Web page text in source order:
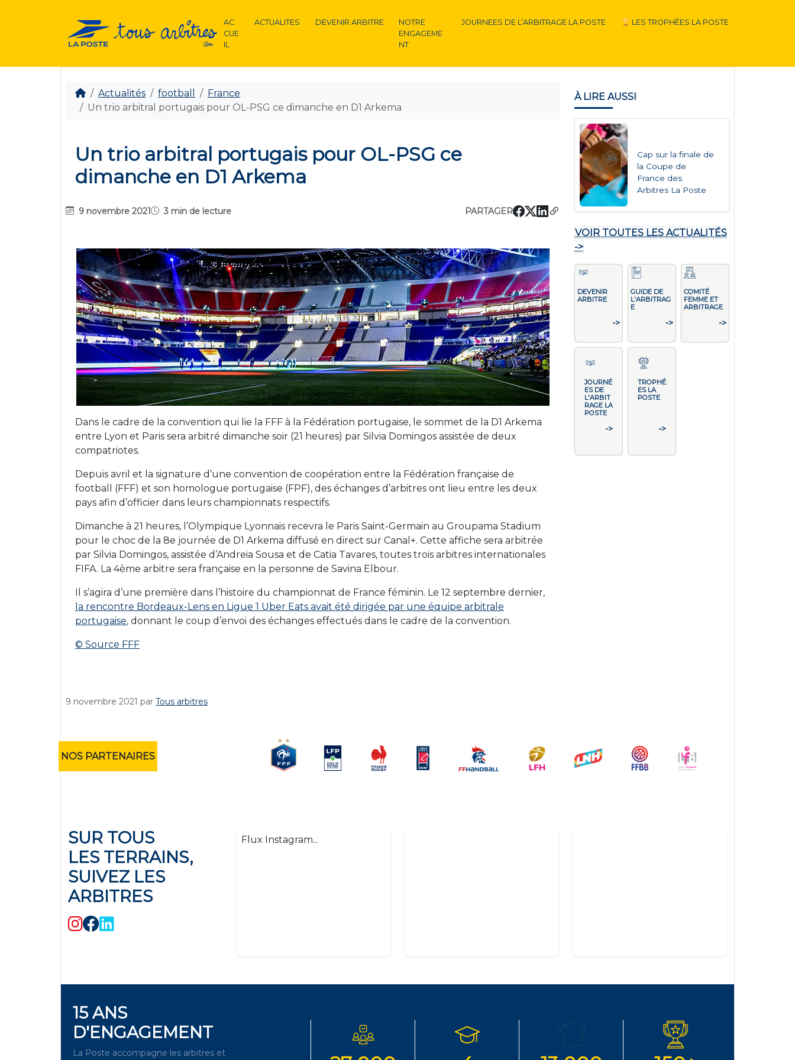
AC
CUE
IL
ACTUALITES DEVENIR ARBITRE
NOTRE
ENGAGEME
NT
JOURNEES DE L’ARBITRAGE LA POSTE LES TROPHÉES LA POSTE
Actualités football
France
Un trio arbitral portugais pour OL-PSG ce dimanche en D1 Arkema
Un trio arbitral portugais pour OL-PSG ce
dimanche en D1 Arkema
9 novembre 2021 3 min de lecture PARTAGER
Dans le cadre de la convention qui lie la FFF à la Fédération portugaise, le sommet de la D1 Arkema
entre Lyon et Paris sera arbitré dimanche soir (21 heures) par Silvia Domingos assistée de deux
compatriotes.
Depuis avril et la signature d’une convention de coopération entre la Fédération française de
football (FFF) et son homologue portugaise (FPF), des échanges d’arbitres ont lieu entre les deux
pays afin d’officier dans leurs championnats respectifs.
Dimanche à 21 heures, l’Olympique Lyonnais recevra le Paris Saint-Germain au Groupama Stadium
pour le choc de la 8e journée de D1 Arkema diffusé en direct sur Canal+. Cette affiche sera arbitrée
par Silvia Domingos, assistée d’Andreia Sousa et de Catia Tavares, toutes trois arbitres internationales
FIFA. La 4ème arbitre sera française en la personne de Savina Elbour.
Il s’agira d’une première dans l’histoire du championnat de France féminin. Le 12 septembre dernier,
la rencontre Bordeaux-Lens en Ligue 1 Uber Eats avait été dirigée par une équipe arbitrale
portugaise, donnant le coup d’envoi des échanges effectués dans le cadre de la convention.
© Source FFF
9 novembre 2021 par Tous arbitres
À LIRE AUSSI
Cap sur la finale de
la Coupe de
France des
Arbitres La Poste
VOIR TOUTES LES ACTUALITÉS
->
DEVENIR
ARBITRE
->
GUIDE DE
L'ARBITRAG
E
->
COMITÉ
FEMME ET
ARBITRAGE
->
JOURNÉ
ES DE
L'ARBIT
RAGE LA
POSTE
->
TROPHÉ
ES LA
POSTE
->
NOS PARTENAIRES
SUR TOUS
LES TERRAINS,
SUIVEZ LES
ARBITRES
Flux Instagram...
15 ANS
D'ENGAGEMENT
La Poste accompagne les arbitres et